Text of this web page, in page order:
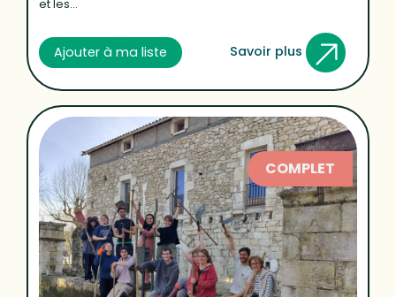
et les...
Ajouter à ma liste Savoir plus
COMPLET